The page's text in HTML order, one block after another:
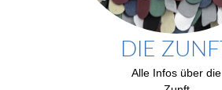
DIE ZUNFT
Alle Infos über die